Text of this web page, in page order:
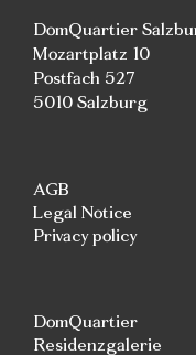
DomQuartier
Mozartplatz 10
Postfach 527
5010 Salzburg
AGB
Legal Notice
Privacy policy
DomQuartier
Residenzgalerie